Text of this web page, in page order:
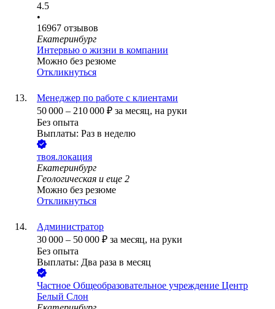
4.5
•
16967 отзывов
Екатеринбург
Интервью о жизни в компании
Можно без резюме
Откликнуться
Менеджер по работе с клиентами
50 000 – 210 000 ₽ за месяц, на руки
Без опыта
Выплаты: Раз в неделю
твоя.локация
Екатеринбург
Геологическая и еще 2
Можно без резюме
Откликнуться
Администратор
30 000 – 50 000 ₽ за месяц, на руки
Без опыта
Выплаты: Два раза в месяц
Частное Общеобразовательное учреждение Центр
Белый Слон